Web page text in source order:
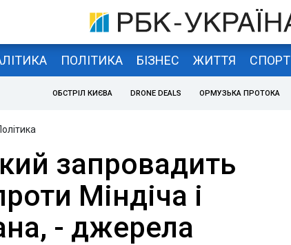
ПОЛІТИКА БІЗНЕС ЖИТТЯ СПОРТ
ОБСТРІЛ КИЄВА DRONE DEALS ОРМУЗЬКА ПРОТОКА
запровадить
Міндіча і
- джерела